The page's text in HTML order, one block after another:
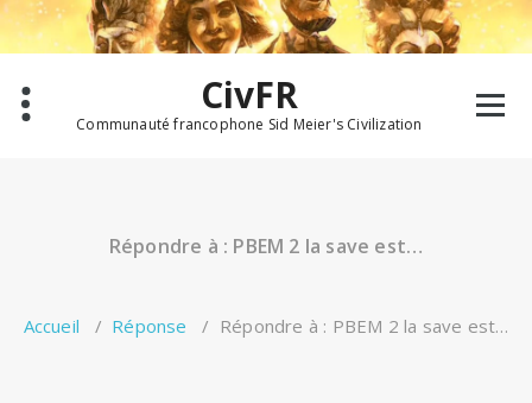
Aller
contenu
CivFR
Communauté francophone Sid Meier's Civilization
Répondre à : PBEM 2 la save est…
Accueil / Réponse / Répondre à : PBEM 2 la save est…